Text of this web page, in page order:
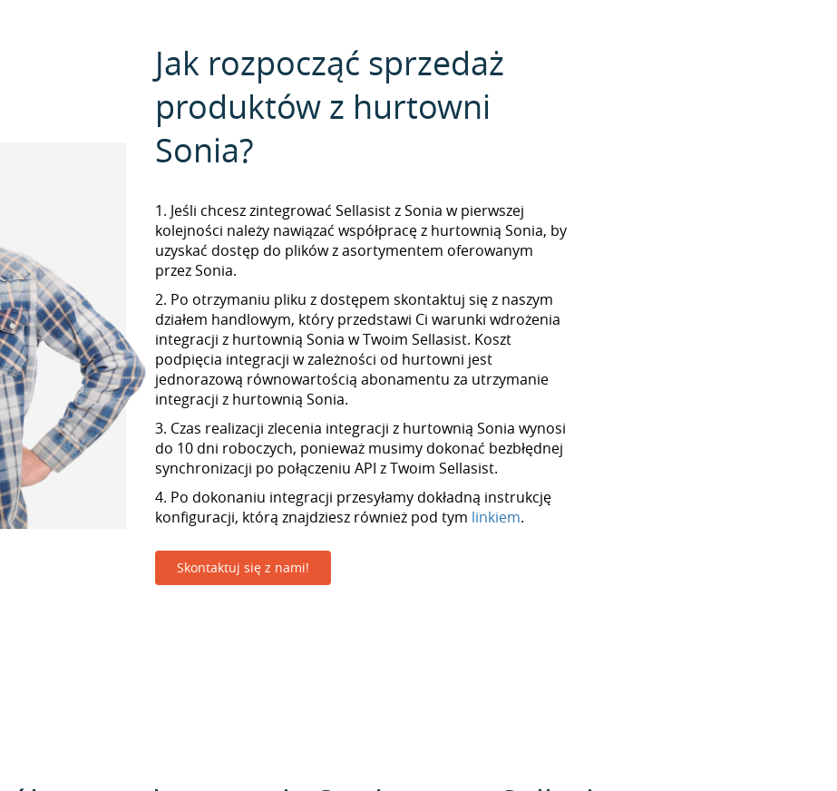
Jak rozpocząć sprzedaż
produktów z hurtowni
Sonia?
1. Jeśli chcesz zintegrować Sellasist z Sonia w pierwszej
kolejności należy nawiązać współpracę z hurtownią Sonia, by
uzyskać dostęp do plików z asortymentem oferowanym
przez Sonia.
2. Po otrzymaniu pliku z dostępem skontaktuj się z naszym
działem handlowym, który przedstawi Ci warunki wdrożenia
integracji z hurtownią Sonia w Twoim Sellasist. Koszt
podpięcia integracji w zależności od hurtowni jest
jednorazową równowartością abonamentu za utrzymanie
integracji z hurtownią Sonia.
3. Czas realizacji zlecenia integracji z hurtownią Sonia wynosi
do 10 dni roboczych, ponieważ musimy dokonać bezbłędnej
synchronizacji po połączeniu API z Twoim Sellasist.
4. Po dokonaniu integracji przesyłamy dokładną instrukcję
konfiguracji, którą znajdziesz również pod tym linkiem.
Skontaktuj się z nami!